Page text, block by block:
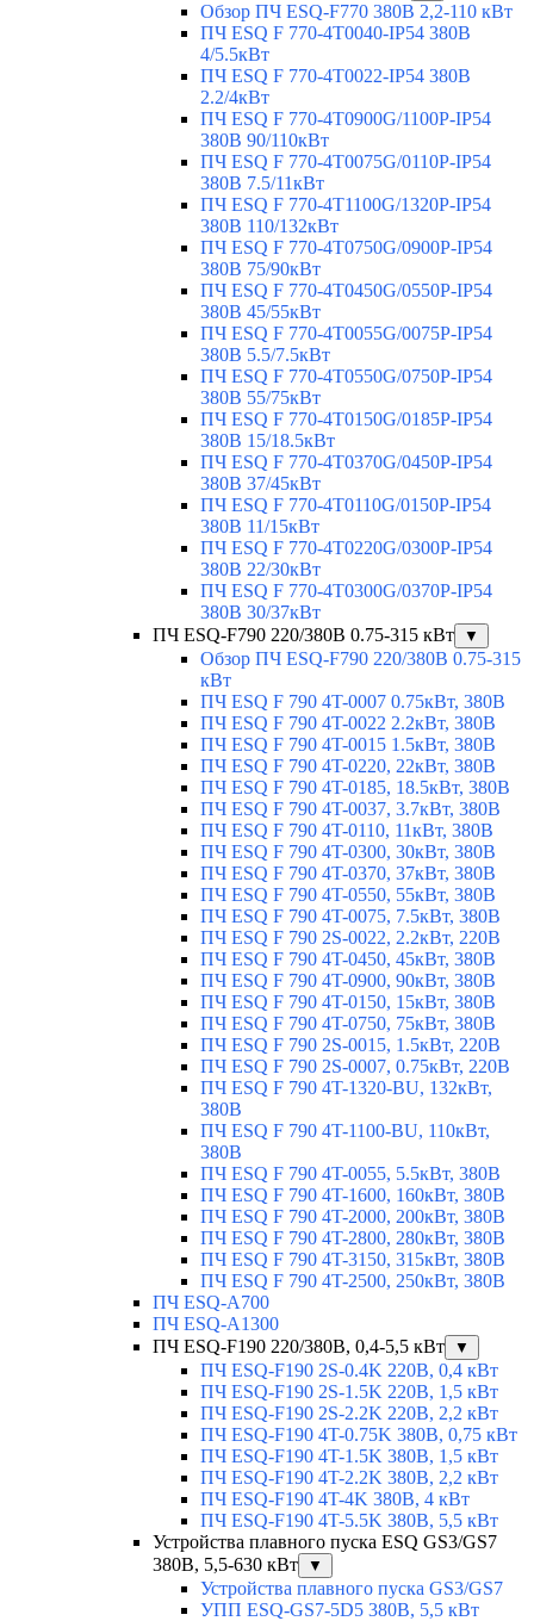
Обзор ПЧ ESQ-F770 380В 2,2-110 кВт
ПЧ ESQ F 770-4T0040-IP54 380В
4/5.5кВт
ПЧ ESQ F 770-4T0022-IP54 380В
2.2/4кВт
ПЧ ESQ F 770-4Т0900G/1100P-IP54
380В 90/110кВт
ПЧ ESQ F 770-4T0075G/0110P-IP54
380В 7.5/11кВт
ПЧ ESQ F 770-4T1100G/1320P-IP54
380В 110/132кВт
ПЧ ESQ F 770-4T0750G/0900P-IP54
380В 75/90кВт
ПЧ ESQ F 770-4T0450G/0550P-IP54
380В 45/55кВт
ПЧ ESQ F 770-4T0055G/0075P-IP54
380В 5.5/7.5кВт
ПЧ ESQ F 770-4T0550G/0750P-IP54
380В 55/75кВт
ПЧ ESQ F 770-4T0150G/0185P-IP54
380В 15/18.5кВт
ПЧ ESQ F 770-4T0370G/0450P-IP54
380В 37/45кВт
ПЧ ESQ F 770-4T0110G/0150P-IP54
380В 11/15кВт
ПЧ ESQ F 770-4T0220G/0300P-IP54
380В 22/30кВт
ПЧ ESQ F 770-4T0300G/0370P-IP54
380В 30/37кВт
ПЧ ESQ-F790 220/380В 0.75-315 кВт
▼
Обзор ПЧ ESQ-F790 220/380В 0.75-315
кВт
ПЧ ESQ F 790 4T-0007 0.75кВт, 380В
ПЧ ESQ F 790 4T-0022 2.2кВт, 380В
ПЧ ESQ F 790 4T-0015 1.5кВт, 380В
ПЧ ESQ F 790 4T-0220, 22кВт, 380В
ПЧ ESQ F 790 4T-0185, 18.5кВт, 380В
ПЧ ESQ F 790 4T-0037, 3.7кВт, 380В
ПЧ ESQ F 790 4T-0110, 11кВт, 380В
ПЧ ESQ F 790 4T-0300, 30кВт, 380В
ПЧ ESQ F 790 4T-0370, 37кВт, 380В
ПЧ ESQ F 790 4T-0550, 55кВт, 380В
ПЧ ESQ F 790 4T-0075, 7.5кВт, 380В
ПЧ ESQ F 790 2S-0022, 2.2кВт, 220В
ПЧ ESQ F 790 4T-0450, 45кВт, 380В
ПЧ ESQ F 790 4T-0900, 90кВт, 380В
ПЧ ESQ F 790 4T-0150, 15кВт, 380В
ПЧ ESQ F 790 4T-0750, 75кВт, 380В
ПЧ ESQ F 790 2S-0015, 1.5кВт, 220В
ПЧ ESQ F 790 2S-0007, 0.75кВт, 220В
ПЧ ESQ F 790 4T-1320-BU, 132кВт,
380В
ПЧ ESQ F 790 4T-1100-BU, 110кВт,
380В
ПЧ ESQ F 790 4T-0055, 5.5кВт, 380В
ПЧ ESQ F 790 4T-1600, 160кВт, 380В
ПЧ ESQ F 790 4T-2000, 200кВт, 380В
ПЧ ESQ F 790 4T-2800, 280кВт, 380В
ПЧ ESQ F 790 4T-3150, 315кВт, 380В
ПЧ ESQ F 790 4T-2500, 250кВт, 380В
ПЧ ESQ-A700
ПЧ ESQ-A1300
ПЧ ESQ-F190 220/380В, 0,4-5,5 кВт
▼
ПЧ ESQ-F190 2S-0.4K 220В, 0,4 кВт
ПЧ ESQ-F190 2S-1.5K 220В, 1,5 кВт
ПЧ ESQ-F190 2S-2.2K 220В, 2,2 кВт
ПЧ ESQ-F190 4T-0.75K 380В, 0,75 кВт
ПЧ ESQ-F190 4T-1.5K 380В, 1,5 кВт
ПЧ ESQ-F190 4T-2.2K 380В, 2,2 кВт
ПЧ ESQ-F190 4T-4K 380В, 4 кВт
ПЧ ESQ-F190 4T-5.5K 380В, 5,5 кВт
Устройства плавного пуска ESQ GS3/GS7
380В, 5,5-630 кВт
▼
Устройства плавного пуска GS3/GS7
УПП ESQ-GS7-5D5 380В, 5,5 кВт